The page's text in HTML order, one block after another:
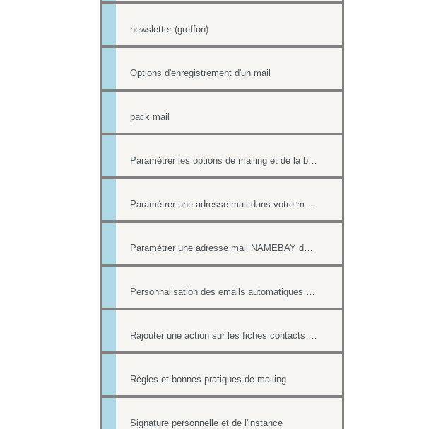
newsletter (greffon)
Options d'enregistrement d'un mail
pack mail
Paramétrer les options de mailing et de la boîte contact
Paramétrer une adresse mail dans votre messagerie
Paramétrer une adresse mail NAMEBAY dans votre messagerie
Personnalisation des emails automatiques avec présence des login / mot de passe
Rajouter une action sur les fiches contacts de chacun des destinataires d'un mailing
Règles et bonnes pratiques de mailing
Signature personnelle et de l'instance